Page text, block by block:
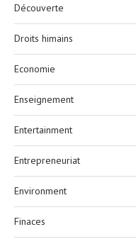
Découverte
Droits himains
Economie
Enseignement
Entertainment
Entrepreneuriat
Environment
Finaces